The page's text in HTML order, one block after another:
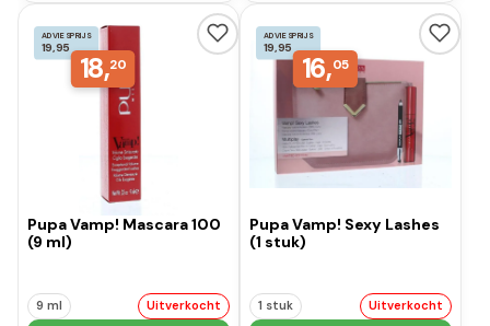
ADVIESPRIJS
19,95
18,20
Pupa Vamp! Mascara 100
(9 ml)
9 ml Uitverkocht
ADVIESPRIJS
19,95
16,05
Pupa Vamp! Sexy Lashes
(1 stuk)
1 stuk Uitverkocht